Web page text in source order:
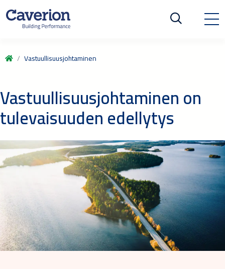
Vastuullisuusjohtaminen
Vastuullisuusjohtaminen on
tulevaisuuden edellytys